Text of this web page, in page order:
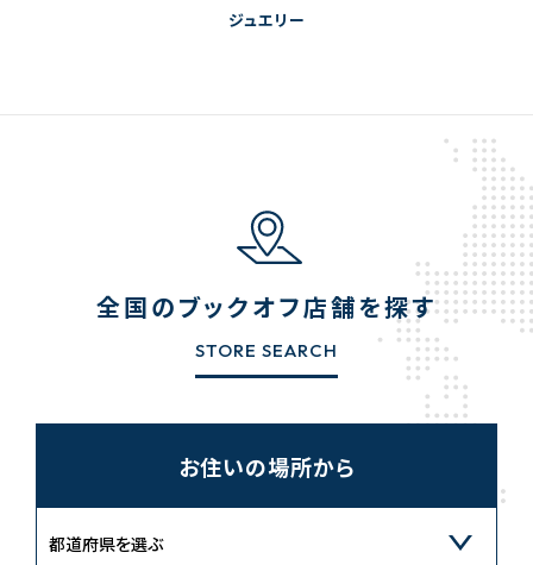
ジュエリー
全国のブックオフ店舗を探す
STORE SEARCH
お住いの場所から